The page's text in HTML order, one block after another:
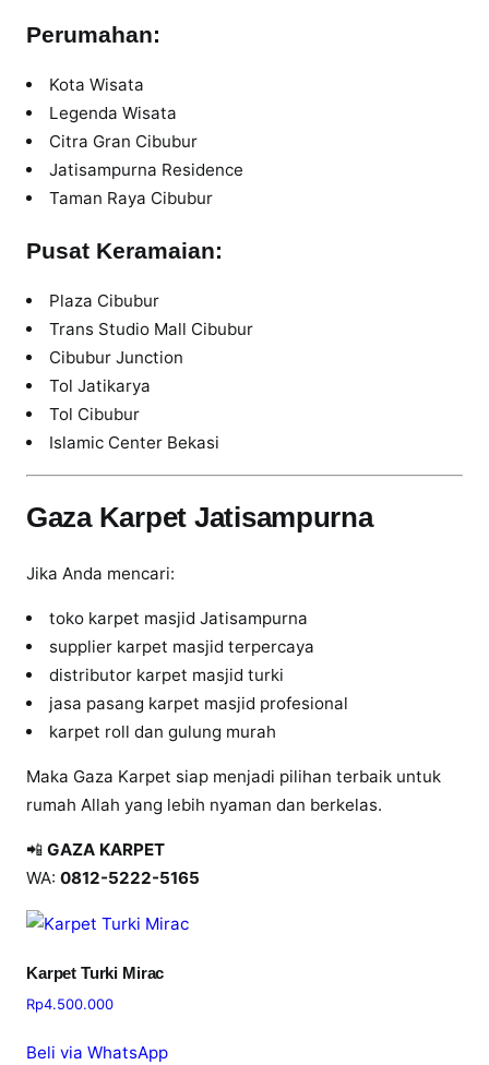
Perumahan:
Kota Wisata
Legenda Wisata
Citra Gran Cibubur
Jatisampurna Residence
Taman Raya Cibubur
Pusat Keramaian:
Plaza Cibubur
Trans Studio Mall Cibubur
Cibubur Junction
Tol Jatikarya
Tol Cibubur
Islamic Center Bekasi
Gaza Karpet Jatisampurna
Jika Anda mencari:
toko karpet masjid Jatisampurna
supplier karpet masjid terpercaya
distributor karpet masjid turki
jasa pasang karpet masjid profesional
karpet roll dan gulung murah
Maka Gaza Karpet siap menjadi pilihan terbaik untuk
rumah Allah yang lebih nyaman dan berkelas.
📲 GAZA KARPET
WA: 0812-5222-5165
Karpet Turki Mirac
Rp4.500.000
Beli via WhatsApp